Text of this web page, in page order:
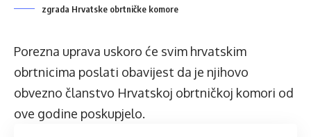
zgrada Hrvatske obrtničke komore
Porezna uprava uskoro će svim hrvatskim
obrtnicima poslati obavijest da je njihovo
obvezno članstvo Hrvatskoj obrtničkoj komori od
ove godine poskupjelo.